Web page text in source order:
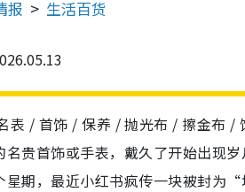
报 生活百货
表 / 首饰 / 保养 / 抛光布 / 擦金布
名贵首饰或手表，戴久了开始出现
星期，最近小红书疯传一块被封为